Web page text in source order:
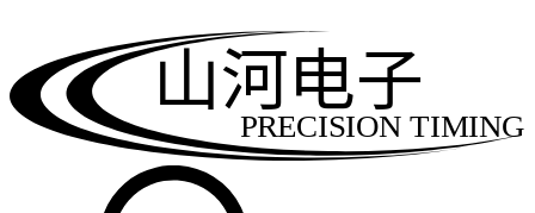
PRECISION TIMING
山河电子